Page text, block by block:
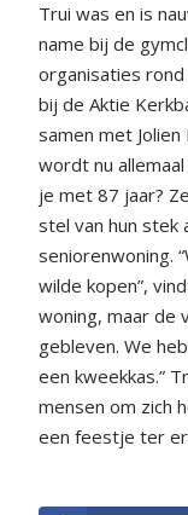
Trui was en is
name bij de
organisaties
bij de Aktie
samen met
wordt nu
je met 87 jaar?
stel van hun stek
seniorenwoning.
wilde kopen”,
woning, maar de
gebleven. We
een kweekkas.”
mensen om zich
een feestje ter